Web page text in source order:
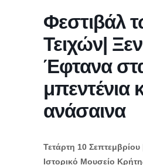
Φεστιβάλ
Τειχών|
Έφτανα
μπεντένια
ανάσαινα
Τετάρτη 10
Ιστορικό Μουσείο